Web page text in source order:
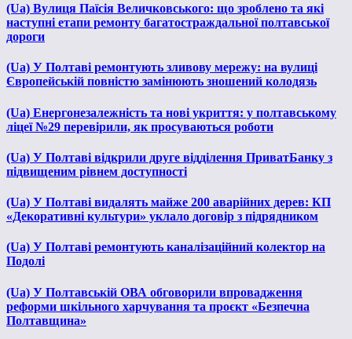
(Ua) Вулиця Паїсія Величковського: що зроблено та які
наступні етапи ремонту багатостраждальної полтавської
дороги
(Ua) У Полтаві ремонтують зливову мережу: на вулиці
Європейській повністю замінюють зношений колодязь
(Ua) Енергонезалежність та нові укриття: у полтавському
ліцеї №29 перевірили, як просуваються роботи
(Ua) У Полтаві відкрили друге відділення ПриватБанку з
підвищеним рівнем доступності
(Ua) У Полтаві видалять майже 200 аварійних дерев: КП
«Декоративні культури» уклало договір з підрядником
(Ua) У Полтаві ремонтують каналізаційний колектор на
Подолі
(Ua) У Полтавській ОВА обговорили впровадження
реформи шкільного харчування та проєкт «Безпечна
Полтавщина»